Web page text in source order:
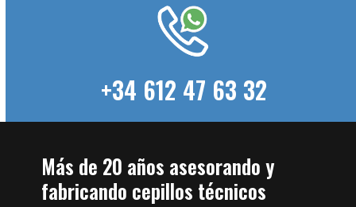
+34 612 47 63 32
Más de 20 años asesorando y
fabricando cepillos técnicos